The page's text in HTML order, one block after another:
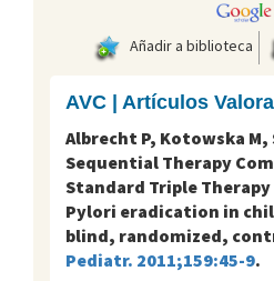
Añadir a biblioteca
AVC | Artículos
Albrecht P, Kotowska M,
Sequential Therapy
Standard Triple
Pylori eradication in
blind, randomized,
Pediatr. 2011;159:45-9.